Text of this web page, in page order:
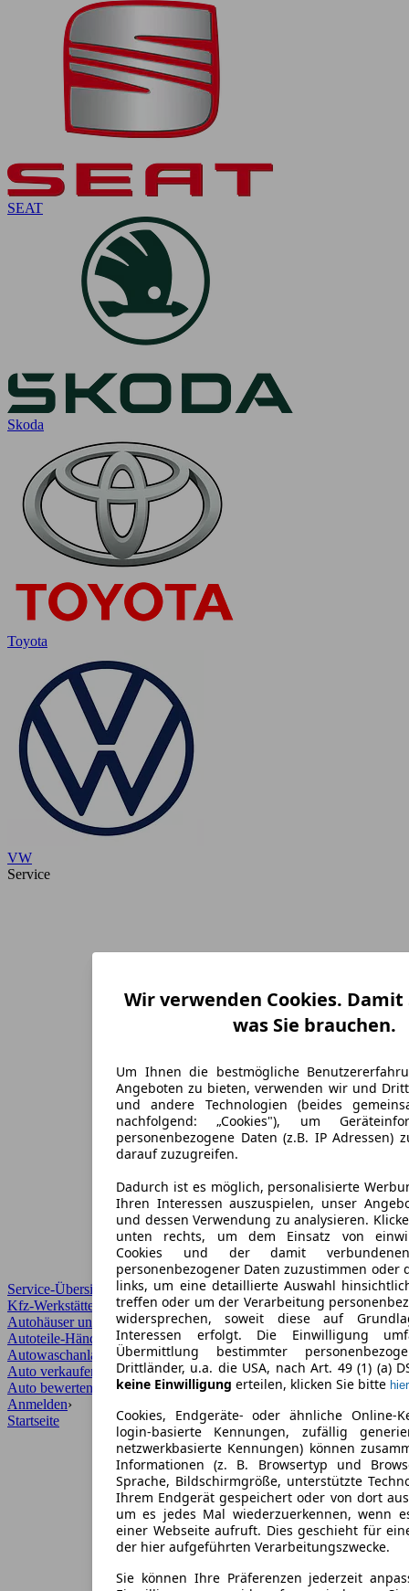
SEAT
Skoda
Toyota
VW
Service
Service-Übersicht
Kfz-Werkstätten
Autohäuser und Händler
Autoteile-Händler
Autowaschanlagen
Auto verkaufen
Auto bewerten
Anmelden›
Startseite
Wir verwenden Cookies.
was Sie brauchen.
Um Ihnen die bestmögliche
Angeboten zu bieten, verwenden wir und
und andere Technologien (beides
nachfolgend: „Cookies"), um
personenbezogene Daten (z.B. IP Adressen)
darauf zuzugreifen.
Dadurch ist es möglich, personalisierte
Ihren Interessen auszuspielen, unser
und dessen Verwendung zu analysieren.
unten rechts, um dem Einsatz von
Cookies und der damit
personenbezogener Daten zuzustimmen oder
links, um eine detaillierte Auswahl
treffen oder um der Verarbeitung
widersprechen, soweit diese auf
Interessen erfolgt. Die Einwilligung
Übermittlung bestimmter
Drittländer, u.a. die USA, nach Art. 49 (1) (a)
keine Einwilligung erteilen, klicken Sie bitte hier
Cookies, Endgeräte- oder ähnliche Online-
login-basierte Kennungen, zufällig
netzwerkbasierte Kennungen) können
Informationen (z. B. Browsertyp und
Sprache, Bildschirmgröße, unterstützte
Ihrem Endgerät gespeichert oder von dort
um es jedes Mal wiederzuerkennen, wenn
einer Webseite aufruft. Dies geschieht für
der hier aufgeführten Verarbeitungszwecke.
Sie können Ihre Präferenzen jederzeit